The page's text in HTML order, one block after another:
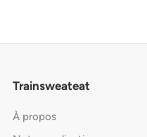
Trainsweateat
À propos